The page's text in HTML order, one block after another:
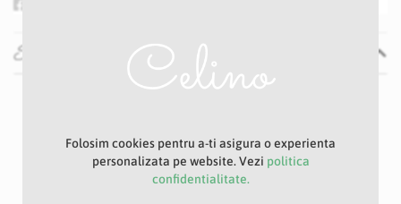
Specificatii
P38
Alb
Folosim cookies pentru a-ti asigura o experienta
personalizata pe website. Vezi politica
confidentialitate.